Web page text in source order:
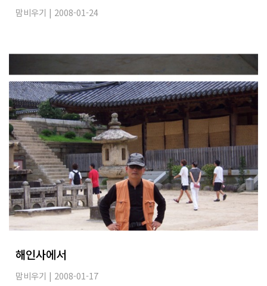
맘비우기 | 2008-01-24
해인사에서
맘비우기 | 2008-01-17